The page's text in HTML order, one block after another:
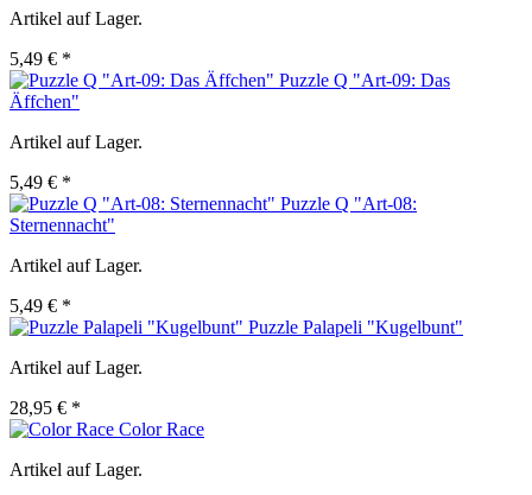
Artikel auf Lager.
5,49 € *
Puzzle Q "Art-09: Das
Äffchen"
Artikel auf Lager.
5,49 € *
Puzzle Q "Art-08:
Sternennacht"
Artikel auf Lager.
5,49 € *
Puzzle Palapeli "Kugelbunt"
Artikel auf Lager.
28,95 € *
Color Race
Artikel auf Lager.